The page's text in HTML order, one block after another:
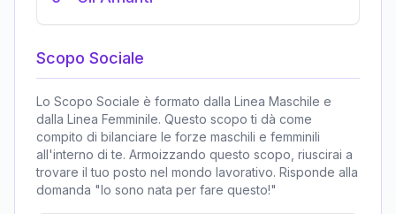
Scopo Sociale
Lo Scopo Sociale è formato dalla Linea Maschile e
dalla Linea Femminile. Questo scopo ti dà come
compito di bilanciare le forze maschili e femminili
all'interno di te. Armoizzando questo scopo, riuscirai a
trovare il tuo posto nel mondo lavorativo. Risponde alla
domanda "Io sono nata per fare questo!"